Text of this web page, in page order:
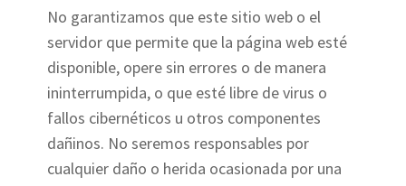
No garantizamos que este sitio web o el
servidor que permite que la página web esté
disponible, opere sin errores o de manera
ininterrumpida, o que esté libre de virus o
fallos cibernéticos u otros componentes
dañinos. No seremos responsables por
cualquier daño o herida ocasionada por una